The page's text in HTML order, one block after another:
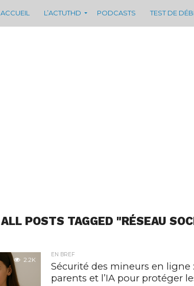
ACCUEIL L’ACTUTHD PODCASTS TEST DE
ALL POSTS TAGGED "RÉSEAU
2.2K
EN BREF
Sécurité des mineurs en ligne
parents et l’IA pour protéger